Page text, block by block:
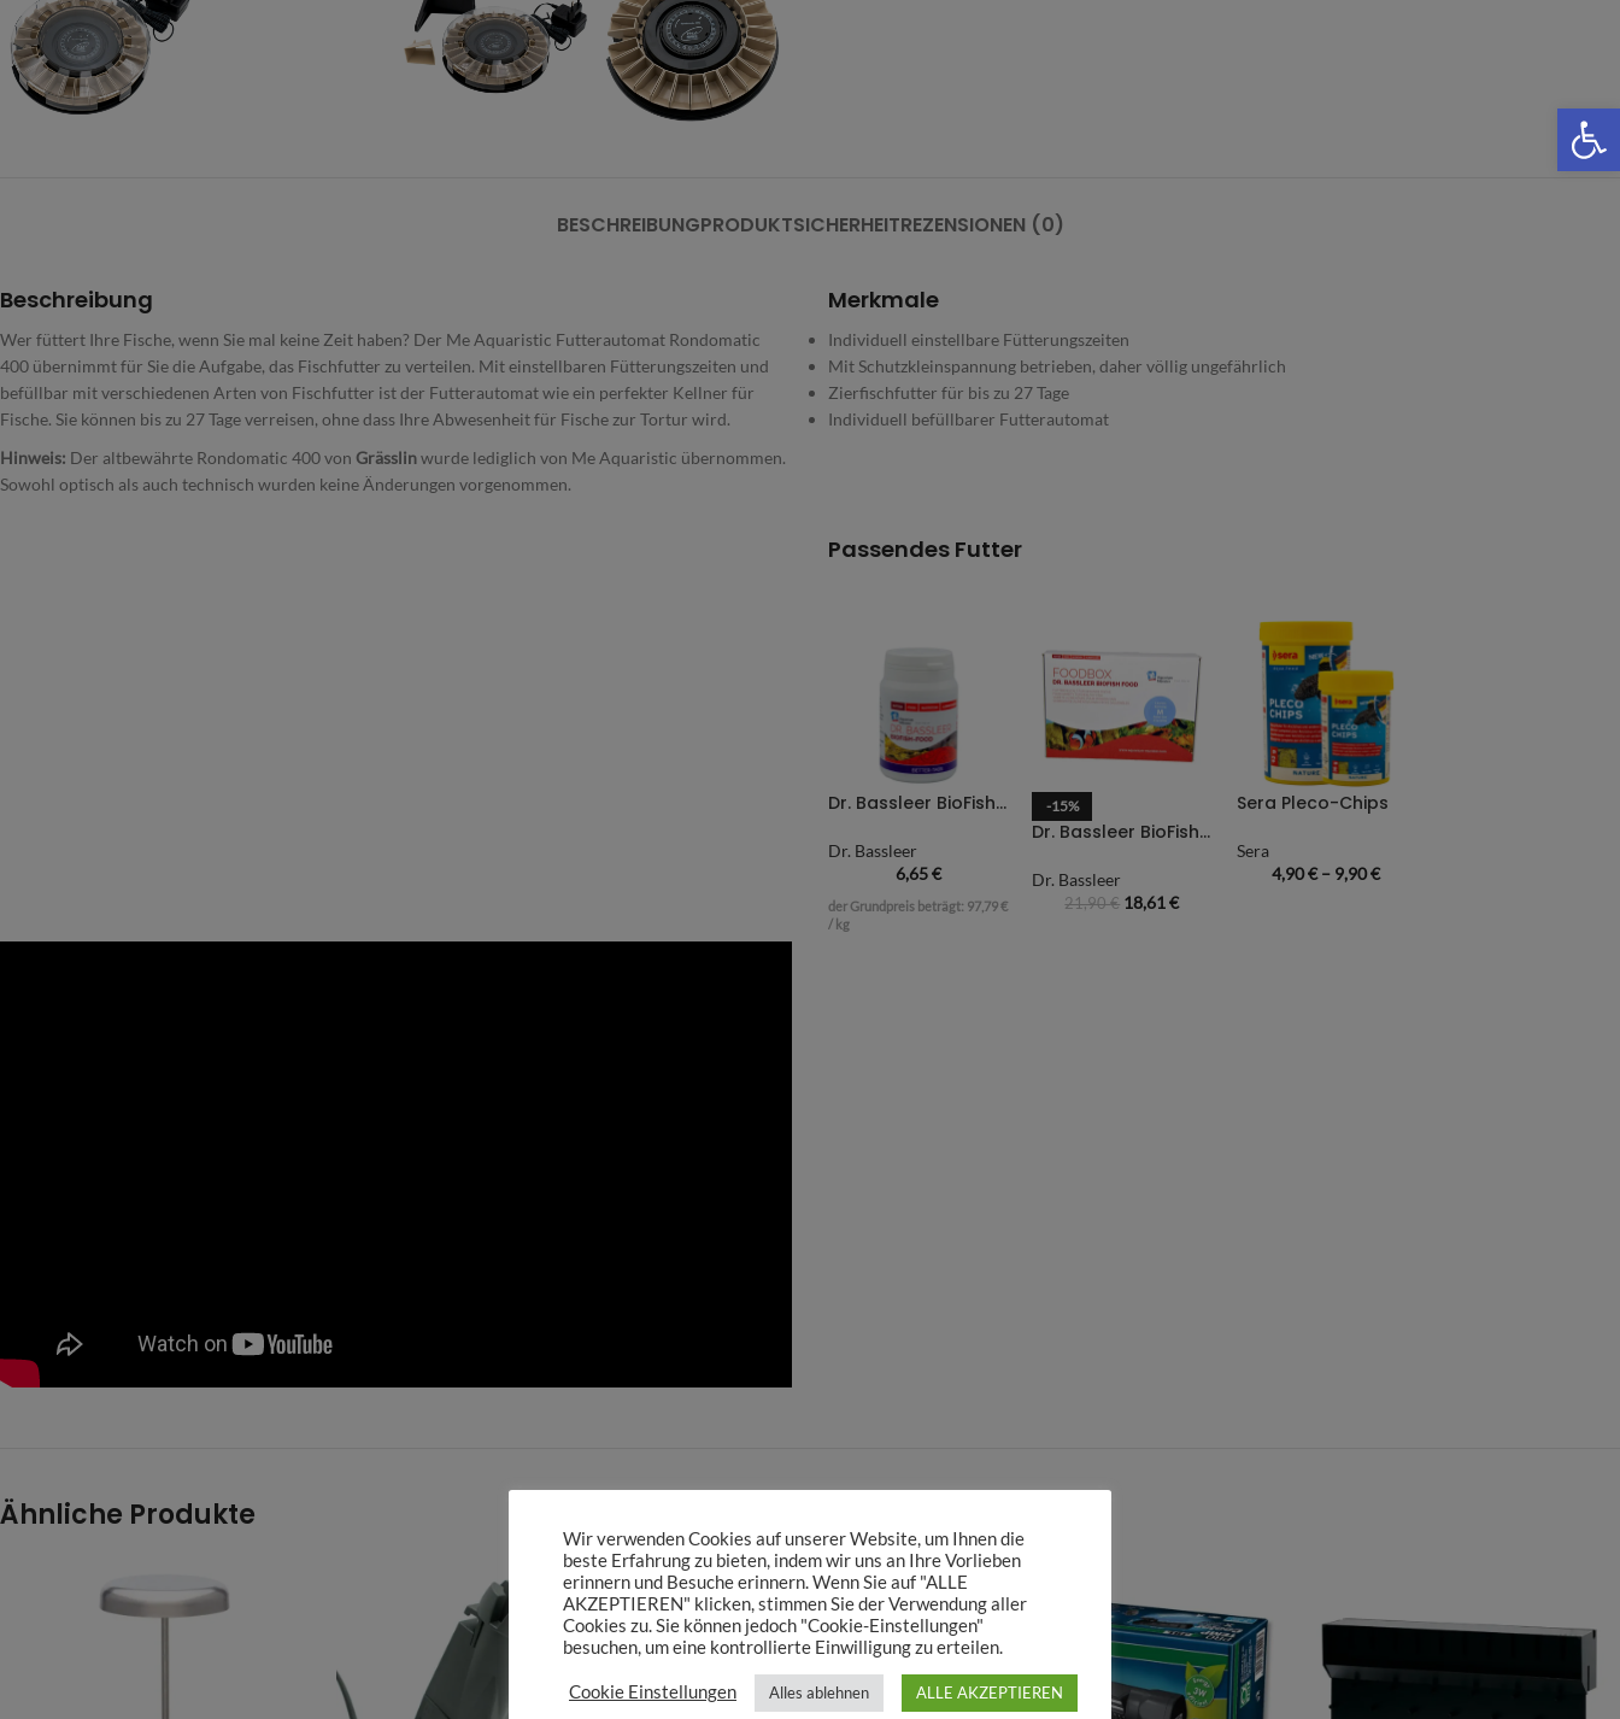
BESCHREIBUNGPRODUKTSICHERHEITREZENSIONEN (0)
Beschreibung
Wer füttert Ihre Fische, wenn Sie mal keine Zeit haben? Der Me Aquaristic Futterautomat Rondomatic
400 übernimmt für Sie die Aufgabe, das Fischfutter zu verteilen. Mit einstellbaren Fütterungszeiten und
befüllbar mit verschiedenen Arten von Fischfutter ist der Futterautomat wie ein perfekter Kellner für
Fische. Sie können bis zu 27 Tage verreisen, ohne dass Ihre Abwesenheit für Fische zur Tortur wird.
Hinweis: Der altbewährte Rondomatic 400 von Grässlinwurde lediglich von Me Aquaristic übernommen.
Sowohl optisch als auch technisch wurden keine Änderungen vorgenommen.
Merkmale
Individuell einstellbare Fütterungszeiten
Mit Schutzkleinspannung betrieben, daher völlig ungefährlich
Zierfischfutter für bis zu 27 Tage
Individuell befüllbarer Futterautomat
Passendes Futter
Dr. Bassleer BioFish Better Tabs – 68g
Dr. Bassleer
6,65€
der Grundpreis beträgt: 97,79€
/ kg
-15%
Dr. Bassleer BioFish Foodbox M
Dr. Bassleer
21,90€ 18,61€
Sera Pleco-Chips
Sera
4,90€– 9,90€
Ähnliche Produkte
Wir verwenden Cookies auf unserer Website, um Ihnen die
beste Erfahrung zu bieten, indem wir uns an Ihre Vorlieben
erinnern und Besuche erinnern. Wenn Sie auf "ALLE
AKZEPTIEREN" klicken, stimmen Sie der Verwendung aller
Cookies zu. Sie können jedoch "Cookie-Einstellungen"
besuchen, um eine kontrollierte Einwilligung zu erteilen.
Cookie Einstellungen Alles ablehnen ALLE AKZEPTIEREN